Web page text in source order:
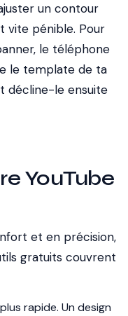
un contour
vite pénible. Pour
le téléphone
le template de ta
décline-le ensuite
YouTube
et en précision,
gratuits couvrent
rapide. Un design